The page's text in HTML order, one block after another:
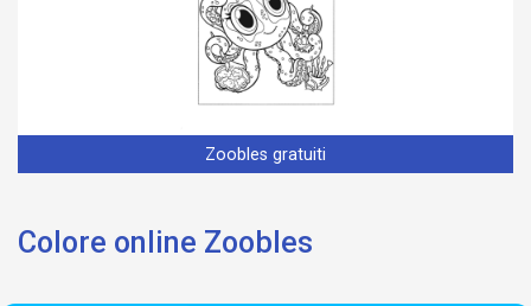
Zoobles gratuiti
Colore online Zoobles